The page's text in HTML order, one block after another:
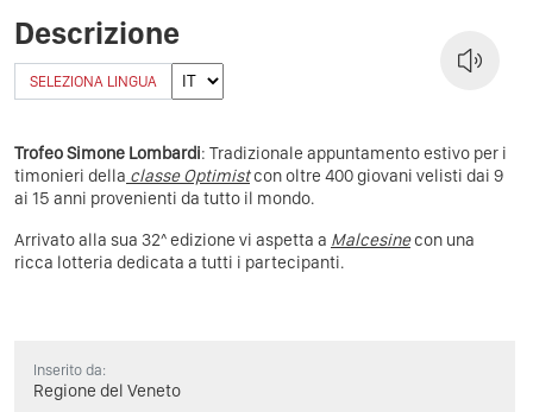
Descrizione
SELEZIONA LINGUA
Trofeo Simone Lombardi: Tradizionale appuntamento estivo per i
timonieri della classe Optimistcon oltre 400 giovani velisti dai 9
ai 15 anni provenienti da tutto il mondo.
Arrivato alla sua 32^ edizione vi aspetta a Malcesinecon una
ricca lotteria dedicata a tutti i partecipanti.
Inserito da:
Regione del Veneto